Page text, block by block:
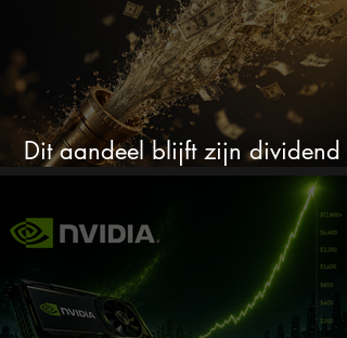
Dit aandeel blijft zijn dividend
verhogen, wat er ook gebeurt